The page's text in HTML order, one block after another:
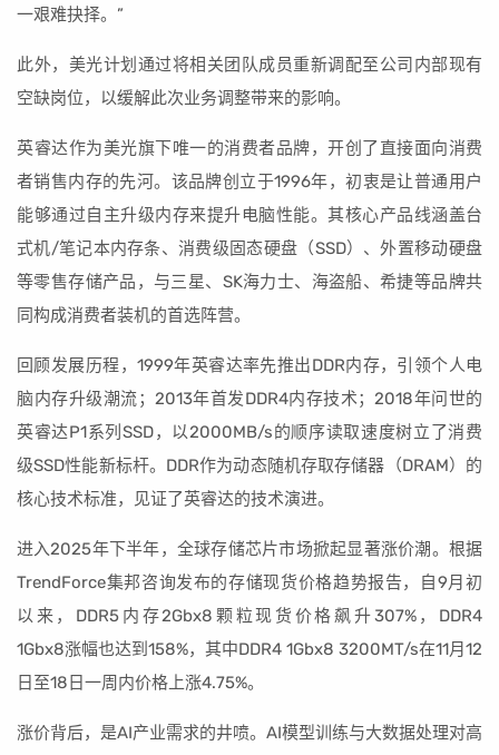
一艰难抉择。”
此外，美光计划通过将相关团队成员重新调配至公司内部现有
空缺岗位，以缓解此次业务调整带来的影响。
英睿达作为美光旗下唯一的消费者品牌，开创了直接面向消费
者销售内存的先河。该品牌创立于1996年，初衷是让普通用户
能够通过自主升级内存来提升电脑性能。其核心产品线涵盖台
式机/笔记本内存条、消费级固态硬盘（SSD）、外置移动硬盘
等零售存储产品，与三星、SK海力士、海盗船、希捷等品牌共
同构成消费者装机的首选阵营。
回顾发展历程，1999年英睿达率先推出DDR内存，引领个人电
脑内存升级潮流；2013年首发DDR4内存技术；2018年问世的
英睿达P1系列SSD，以2000MB/s的顺序读取速度树立了消费
级SSD性能新标杆。DDR作为动态随机存取存储器（DRAM）的
核心技术标准，见证了英睿达的技术演进。
进入2025年下半年，全球存储芯片市场掀起显著涨价潮。根据
TrendForce集邦咨询发布的存储现货价格趋势报告，自9月初
以来，DDR5内存2Gbx8颗粒现货价格飙升307%，DDR4
1Gbx8涨幅也达到158%，其中DDR4 1Gbx8 3200MT/s在11月12
日至18日一周内价格上涨4.75%。
涨价背后，是AI产业需求的井喷。AI模型训练与大数据处理对高